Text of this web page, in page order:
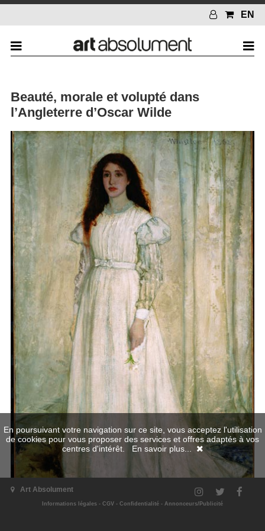
EN
Beauté, morale et volupté dans
l’Angleterre d’Oscar Wilde
Art Absolument
Informations légales - CGV - Confidentialité - Annonceurs/Publicité
En poursuivant votre navigation sur ce site, vous acceptez l'utilisation
de cookies pour vous proposer des services et offres adaptés à vos
centres d'intérêt. En savoir plus...